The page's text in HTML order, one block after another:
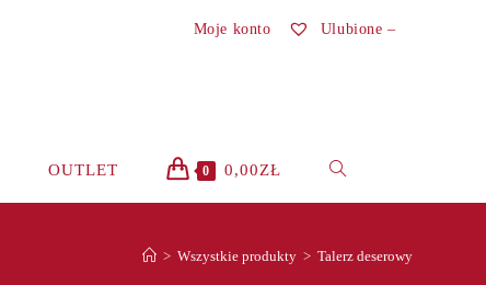
Moje konto Ulubione –
OUTLET 0 0,00ZŁ TOGGLE
> Wszystkie produkty > Talerz deserowy